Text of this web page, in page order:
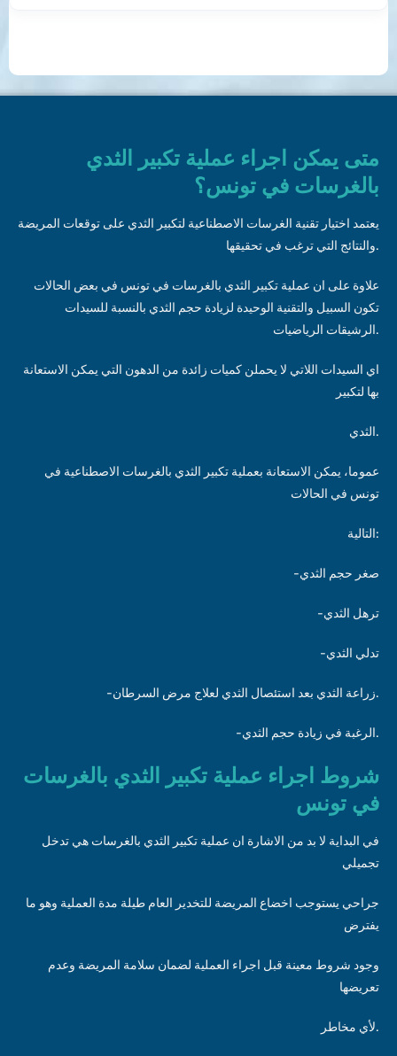
متى يمكن اجراء عملية تكبير الثدي
بالغرسات في تونس؟
يعتمد اختيار تقنية الغرسات الاصطناعية لتكبير الثدي على توقعات المريضة
والنتائج التي ترغب في تحقيقها.
علاوة على ان عملية تكبير الثدي بالغرسات في تونس في بعض الحالات
تكون السبيل والتقنية الوحيدة لزيادة حجم الثدي بالنسبة للسيدات
الرشيقات الرياضيات.
اي السيدات اللاتي لا يحملن كميات زائدة من الدهون التي يمكن الاستعانة
بها لتكبير
الثدي.
عموما، يمكن الاستعانة بعملية تكبير الثدي بالغرسات الاصطناعية في
تونس في الحالات
التالية:
-صغر حجم الثدي
-ترهل الثدي
-تدلي الثدي
-زراعة الثدي بعد استئصال الثدي لعلاج مرض السرطان.
-الرغبة في زيادة حجم الثدي.
شروط اجراء عملية تكبير الثدي بالغرسات
في تونس
في البداية لا بد من الاشارة ان عملية تكبير الثدي بالغرسات هي تدخل
تجميلي
جراحي يستوجب اخضاع المريضة للتخدير العام طيلة مدة العملية وهو ما
يفترض
وجود شروط معينة قبل اجراء العملية لضمان سلامة المريضة وعدم
تعريضها
لأي مخاطر.